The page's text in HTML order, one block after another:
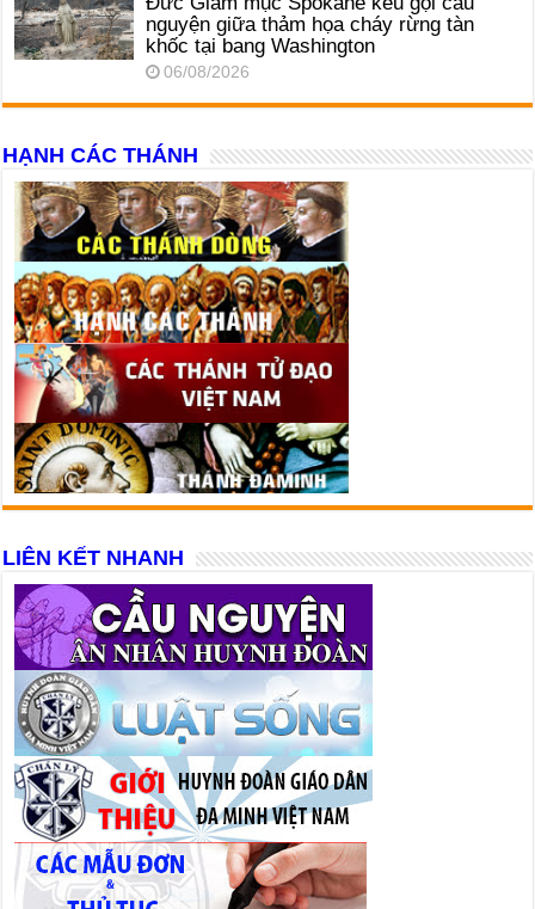
nguyện giữa thảm họa cháy rừng tàn
khốc tại bang Washington
06/08/2026
HẠNH CÁC THÁNH
LIÊN KẾT NHANH